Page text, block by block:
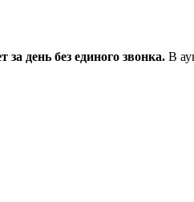
день без единого звонка. В